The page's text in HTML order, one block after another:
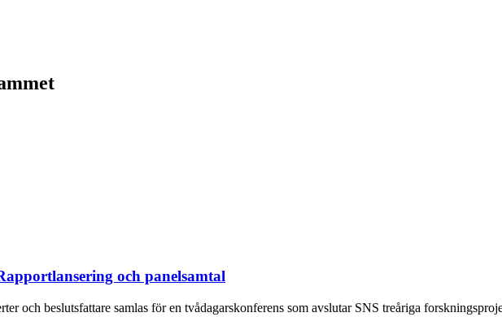
och panelsamtal
och beslutsfattare samlas för en tvådagarskonferens som avslutar SNS treåriga